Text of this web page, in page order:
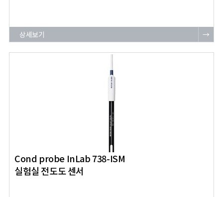
상세보기 →
Cond probe InLab 738-ISM
실험실 전도도 센서